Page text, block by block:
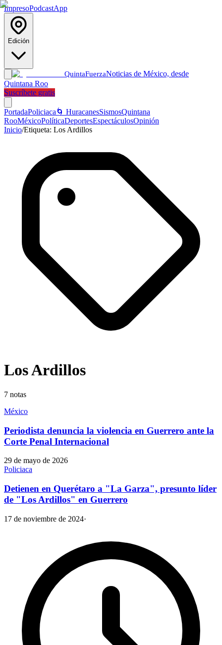
ImpresoPodcastApp
Edición
QuintaFuerzaNoticias de México, desde
Quintana Roo
Suscríbete gratis
PortadaPoliciaca 🌀 HuracanesSismosQuintana
RooMéxicoPolíticaDeportesEspectáculosOpinión
Inicio/Etiqueta: Los Ardillos
Los Ardillos
7 notas
México
Periodista denuncia la violencia en Guerrero ante la
Corte Penal Internacional
29 de mayo de 2026
Policiaca
Detienen en Querétaro a "La Garza", presunto líder
de "Los Ardillos" en Guerrero
17 de noviembre de 2024·